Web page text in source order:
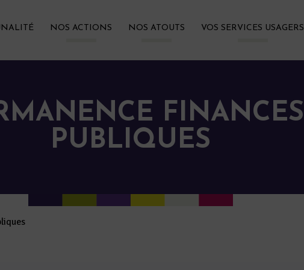
NOS ACTIONS NOS ATOUTS VOS SERVICES USAGERS
FINANCES
PUBLIQUES